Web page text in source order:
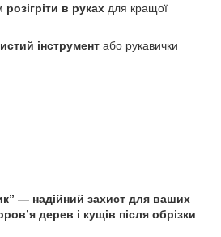
розігріти в руках для кращої
інструмент або рукавички
— надійний захист для ваших
дерев і кущів після обрізки